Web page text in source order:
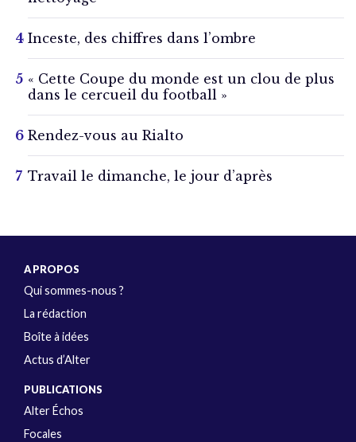
Inceste, des chiffres dans l’ombre
« Cette Coupe du monde est un clou de plus
dans le cercueil du football »
Rendez-vous au Rialto
Travail le dimanche, le jour d’après
A PROPOS
Qui sommes-nous ?
La rédaction
Boîte à idées
Actus d’Alter
PUBLICATIONS
Alter Échos
Focales